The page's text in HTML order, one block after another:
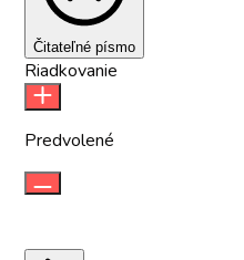
Čitateľné písmo
Riadkovanie
Predvolené